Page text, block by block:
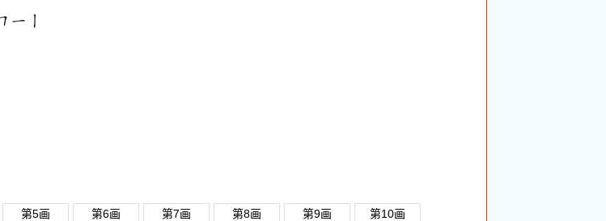
第5画 第6画 第7画 第8画 第9画 第10画